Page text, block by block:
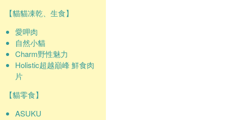
【貓貓凍乾、生食】
愛呷肉
自然小貓
Charm野性魅力
Holistic超越巔峰 鮮食肉
片
【貓零食】
ASUKU